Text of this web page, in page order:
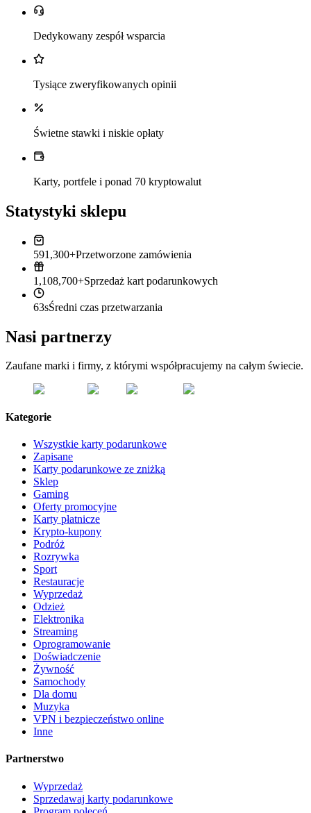
Dedykowany zespół wsparcia
Tysiące zweryfikowanych opinii
Świetne stawki i niskie opłaty
Karty, portfele i ponad 70 kryptowalut
Statystyki sklepu
591,300+Przetworzone zamówienia
1,108,700+Sprzedaż kart podarunkowych
63sŚredni czas przetwarzania
Nasi partnerzy
Zaufane marki i firmy, z którymi współpracujemy na całym świecie.
Kategorie
Wszystkie karty podarunkowe
Zapisane
Karty podarunkowe ze zniżką
Sklep
Gaming
Oferty promocyjne
Karty płatnicze
Krypto-kupony
Podróż
Rozrywka
Sport
Restauracje
Wyprzedaż
Odzież
Elektronika
Streaming
Oprogramowanie
Doświadczenie
Żywność
Samochody
Dla domu
Muzyka
VPN i bezpieczeństwo online
Inne
Partnerstwo
Wyprzedaż
Sprzedawaj karty podarunkowe